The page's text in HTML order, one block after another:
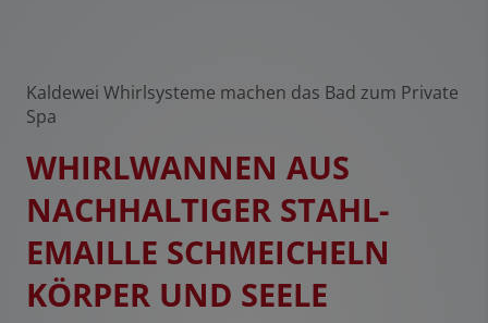
Kaldewei Whirlsysteme machen das Bad zum Private
Spa
WHIRLWANNEN AUS
NACHHALTIGER STAHL-
EMAILLE SCHMEICHELN
KÖRPER UND SEELE